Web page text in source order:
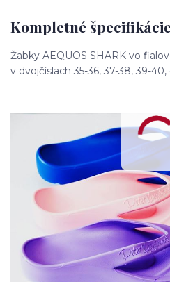
Kompletné
Žabky AEQUOS SHARK vo
v dvojčíslach 35-36, 37-38, 39-40,